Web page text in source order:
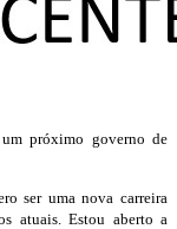
próximo governo de
ser uma nova carreira
atuais. Estou aberto a